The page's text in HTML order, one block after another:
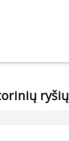
ryšių